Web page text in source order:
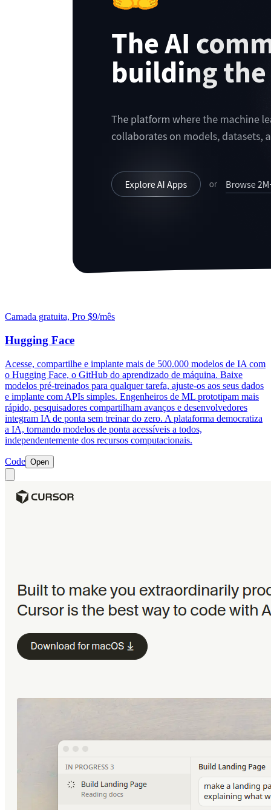
Camada gratuita, Pro $9/mês
Hugging Face
Acesse, compartilhe e implante mais de 500.000 modelos de IA com
o Hugging Face, o GitHub do aprendizado de máquina. Baixe
modelos pré-treinados para qualquer tarefa, ajuste-os aos seus dados
e implante com APIs simples. Engenheiros de ML prototipam mais
rápido, pesquisadores compartilham avanços e desenvolvedores
integram IA de ponta sem treinar do zero. A plataforma democratiza
a IA, tornando modelos de ponta acessíveis a todos,
independentemente dos recursos computacionais.
Code Open